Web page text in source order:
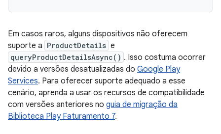
Em casos raros, alguns dispositivos não oferecem
suporte a ProductDetails e
queryProductDetailsAsync() . Isso costuma ocorrer
devido a versões desatualizadas do Google Play
Services. Para oferecer suporte adequado a esse
cenário, aprenda a usar os recursos de compatibilidade
com versões anteriores no guia de migração da
Biblioteca Play Faturamento 7.